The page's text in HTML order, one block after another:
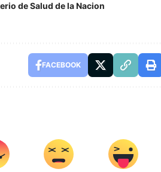
de Salud de la Nacion
FACEBOOK